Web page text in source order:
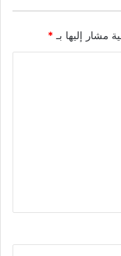
مشار إليها بـ*